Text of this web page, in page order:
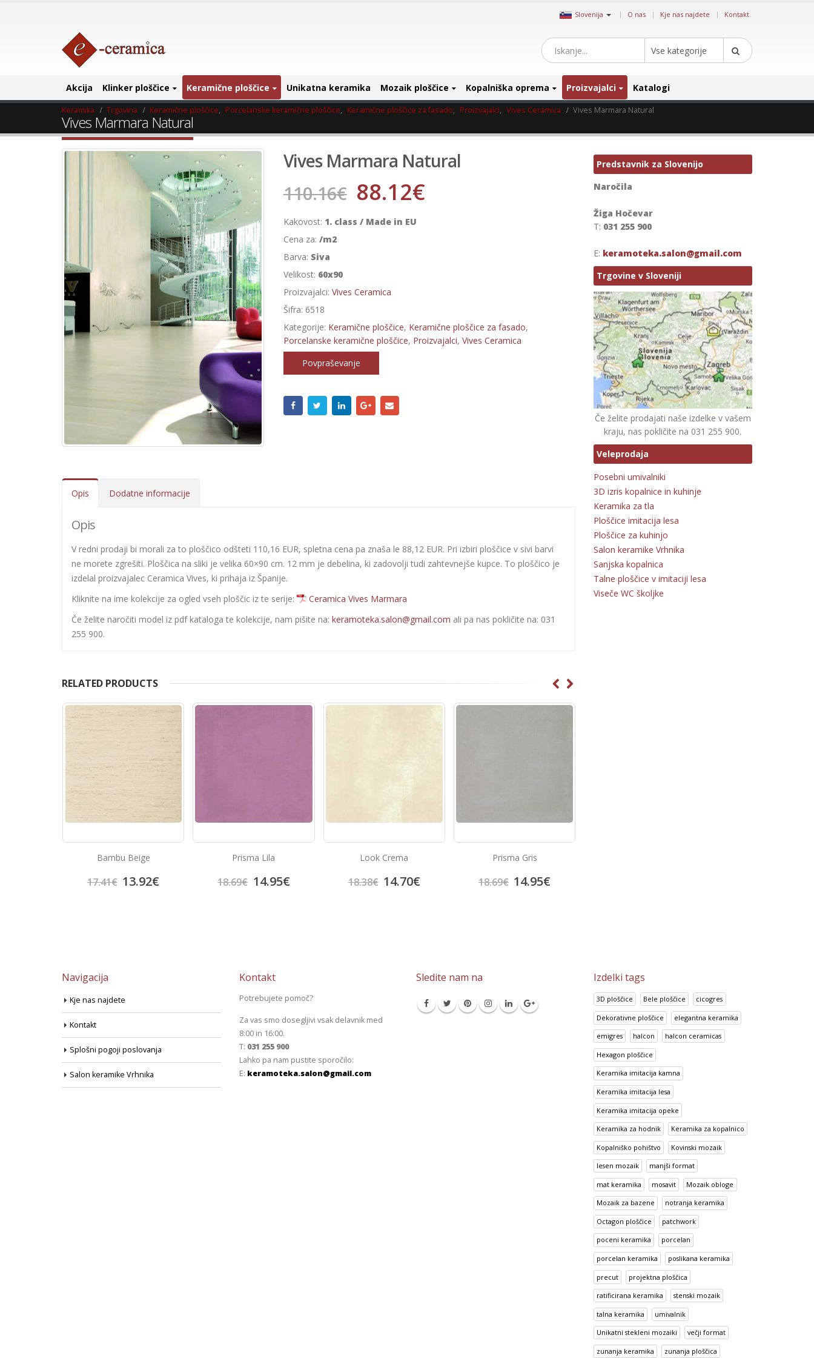
Slovenija | O nas Kje nas najdete Kontakt
Vse kategorije
Akcija Klinker ploščice Keramične ploščice Unikatna keramika Mozaik ploščice Kopalniška oprema Proizvajalci Katalogi
Keramika Trgovina Keramične ploščice, Porcelanske keramične ploščice, Keramične ploščice za fasado, Proizvajalci, Vives Ceramica Vives Marmara Natural
Vives Marmara Natural
Vives Marmara Natural
110.16€ 88.12€
Kakovost: 1. class / Made in EU
Cena za: /m2
Barva: Siva
Velikost: 60x90
Proizvajalci: Vives Ceramica
Šifra: 6518
Kategorije: Keramične ploščice, Keramične ploščice za fasado,
Porcelanske keramične ploščice, Proizvajalci, Vives Ceramica
Povpraševanje
Opis Dodatne informacije
Opis
V redni prodaji bi morali za to ploščico odšteti 110,16 EUR, spletna cena pa znaša le 88,12 EUR. Pri izbiri ploščice v sivi barvi
ne morete zgrešiti. Ploščica na sliki je velika 60×90 cm. 12 mm je debelina, ki zadovolji tudi zahtevnejše kupce. To ploščico je
izdelal proizvajalec Ceramica Vives, ki prihaja iz Španije.
Kliknite na ime kolekcije za ogled vseh ploščic iz te serije:
Ceramica Vives Marmara
Če želite naročiti model iz pdf kataloga te kolekcije, nam pišite na: keramoteka.salon@gmail.com ali pa nas pokličite na: 031
255 900.
RELATED PRODUCTS
Bambu Beige
17.41€ 13.92€
Prisma Lila
18.69€ 14.95€
Look Crema
18.38€ 14.70€
Prisma Gris
18.69€ 14.95€
Predstavnik za Slovenijo
Naročila
Žiga Hočevar
T: 031 255 900
E: keramoteka.salon@gmail.com
Trgovine v Sloveniji
Če želite prodajati naše izdelke v vašem
kraju, nas pokličite na 031 255 900.
Veleprodaja
Posebni umivalniki
3D izris kopalnice in kuhinje
Keramika za tla
Ploščice imitacija lesa
Ploščice za kuhinjo
Salon keramike Vrhnika
Sanjska kopalnica
Talne ploščice v imitaciji lesa
Viseče WC školjke
Navigacija
Kje nas najdete
Kontakt
Splošni pogoji poslovanja
Salon keramike Vrhnika
Kontakt
Potrebujete pomoč?
Za vas smo dosegljivi vsak delavnik med
8:00 in 16:00.
T: 031 255 900
Lahko pa nam pustite sporočilo:
E: keramoteka.salon@gmail.com
Sledite nam na Izdelki tags
3D ploščice Bele ploščice cicogres
Dekorativne ploščice elegantna keramika
emigres halcon halcon ceramicas
Hexagon ploščice
Keramika imitacija kamna
Keramika imitacija lesa
Keramika imitacija opeke
Keramika za hodnik Keramika za kopalnico
Kopalniško pohištvo Kovinski mozaik
lesen mozaik manjši format
mat keramika mosavit Mozaik obloge
Mozaik za bazene notranja keramika
Octagon ploščice patchwork
poceni keramika porcelan
porcelan keramika poslikana keramika
precut projektna ploščica
ratificirana keramika stenski mozaik
talna keramika umivalnik
Unikatni stekleni mozaiki večji format
zunanja keramika zunanja ploščica